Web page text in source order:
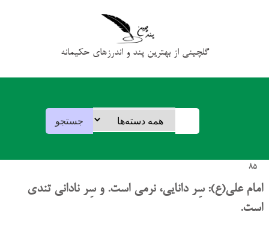
گلچینی از بهترین پند و اندرزهای حکیمانه
85
امام علی(ع): سِر دانایی، نرمی است. و سِر نادانی تندی
است.